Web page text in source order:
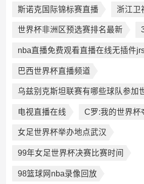
斯诺克国际锦标赛直播 浙江卫
世界杯非洲区预选赛排名最新
nba直播免费观看直播在线无插件
巴西世界杯直播频道
乌兹别克斯坦联赛有哪些球队参加
电视直播在线 C罗:我的世界杯
女足世界杯举办地点武汉
99年女足世界杯决赛比赛时间
98篮球网nba录像回放